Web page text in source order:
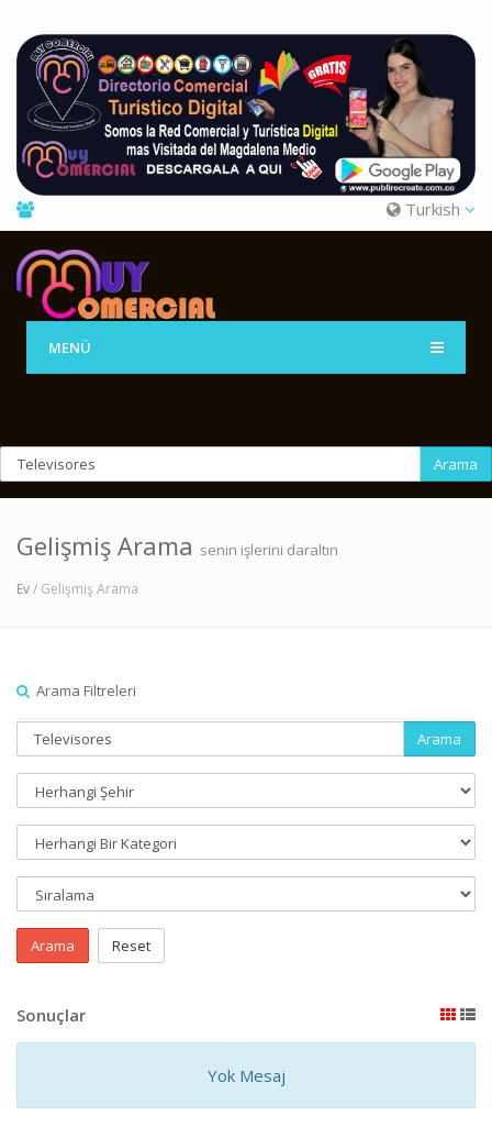
Turkish
MENÜ
Arama
Gelişmiş Arama senin işlerini daraltın
Ev/ Gelişmiş Arama
Arama Filtreleri
Arama
Arama Reset
Sonuçlar
Yok Mesaj